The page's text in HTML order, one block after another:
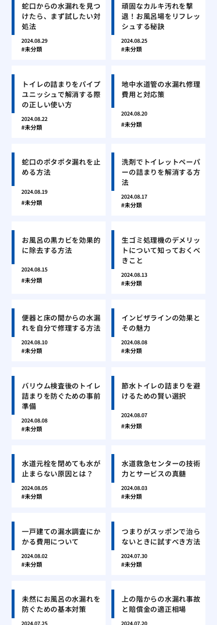
蛇口からの水漏れを見つ
けたら、まず試したい対
処法
2024.08.29
未分類
頑固なカルキ汚れを撃
退！お風呂場をリフレッ
シュする秘訣
2024.08.25
未分類
トイレの詰まりをパイプ
ユニッシュで解消する際
の正しい使い方
2024.08.22
未分類
地中水道管の水漏れ修理
費用と対応策
2024.08.20
未分類
蛇口のポタポタ漏れを止
める方法
2024.08.19
未分類
洗剤でトイレットペーパ
ーの詰まりを解消する方
法
2024.08.17
未分類
お風呂の黒カビを効果的
に除去する方法
2024.08.15
未分類
生ゴミ処理機のデメリッ
トについて知っておくべ
きこと
2024.08.13
未分類
便器と床の間からの水漏
れを自分で修理する方法
2024.08.10
未分類
インビザラインの効果と
その魅力
2024.08.08
未分類
バリウム検査後のトイレ
詰まりを防ぐための事前
準備
2024.08.08
未分類
節水トイレの詰まりを避
けるための賢い選択
2024.08.07
未分類
水道元栓を閉めても水が
止まらない原因とは？
2024.08.05
未分類
水道救急センターの技術
力とサービスの真髄
2024.08.03
未分類
一戸建ての漏水調査にか
かる費用について
2024.08.02
未分類
つまりがスッポンで治ら
ないときに試すべき方法
2024.07.30
未分類
未然にお風呂の水漏れを
防ぐための基本対策
2024.07.25
上の階からの水漏れ事故
と賠償金の適正相場
2024.07.20